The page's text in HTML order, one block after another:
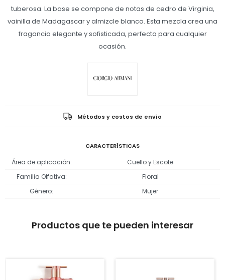
tuberosa. La base se compone de notas de cedro de Virginia,
vainilla de Madagascar y almizcle blanco. Esta mezcla crea una
fragancia elegante y sofisticada, perfecta para cualquier
ocasión.
Métodos y costos de envío
CARACTERÍSTICAS
Área de aplicación
Cuello y Escote
Familia Olfativa
Floral
Género
Mujer
Productos que te pueden interesar